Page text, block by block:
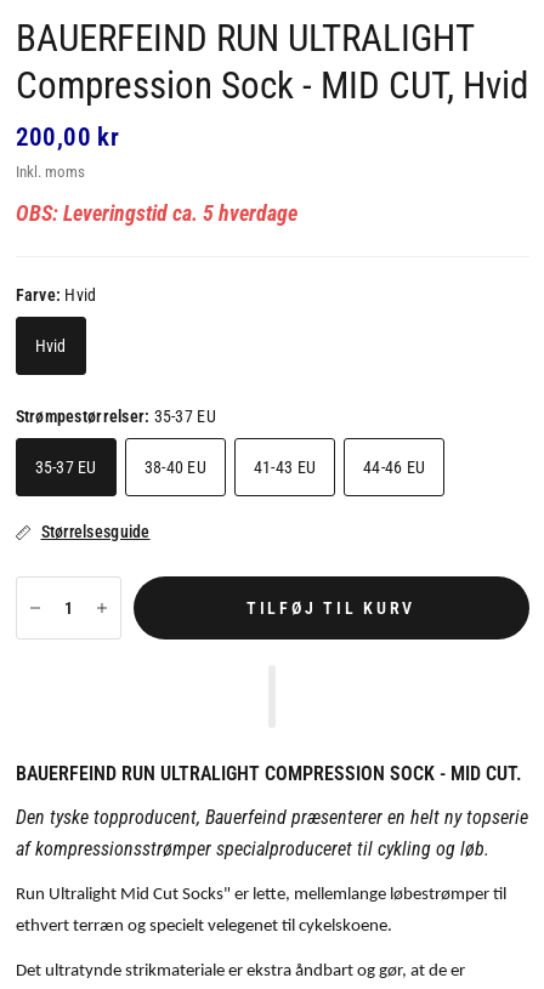
BAUERFEIND RUN ULTRALIGHT
Compression Sock - MID CUT, Hvid
200,00 kr
Inkl. moms
OBS: Leveringstid ca. 5 hverdage
Farve: Hvid
Hvid
Strømpestørrelser: 35-37 EU
35-37 EU 38-40 EU 41-43 EU 44-46 EU
Størrelsesguide
TILFØJ TIL KURV
BAUERFEIND RUN ULTRALIGHT COMPRESSION SOCK - MID CUT.
Den tyske topproducent, Bauerfeind præsenterer en helt ny topserie
af kompressionsstrømper specialproduceret til cykling og løb.
Run Ultralight Mid Cut Socks" er lette, mellemlange løbestrømper til
ethvert terræn og specielt velegenet til cykelskoene.
Det ultratynde strikmateriale er ekstra åndbart og gør, at de er